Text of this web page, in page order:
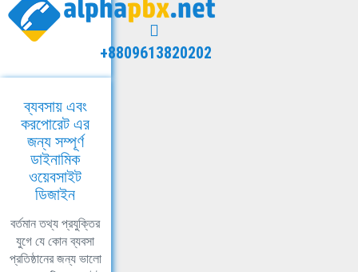
+8809613820202
ব্যবসায় এবং
করপোরেট এর
জন্য সম্পূর্ণ
ডাইনামিক
ওয়েবসাইট
ডিজাইন
বর্তমান তথ্য প্রযুক্তির
যুগে যে কোন ব্যবসা
প্রতিষ্ঠানের জন্য ভালো